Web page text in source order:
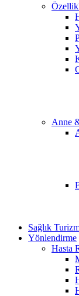
Anne
Sağlık
Yönlendirme
Hasta